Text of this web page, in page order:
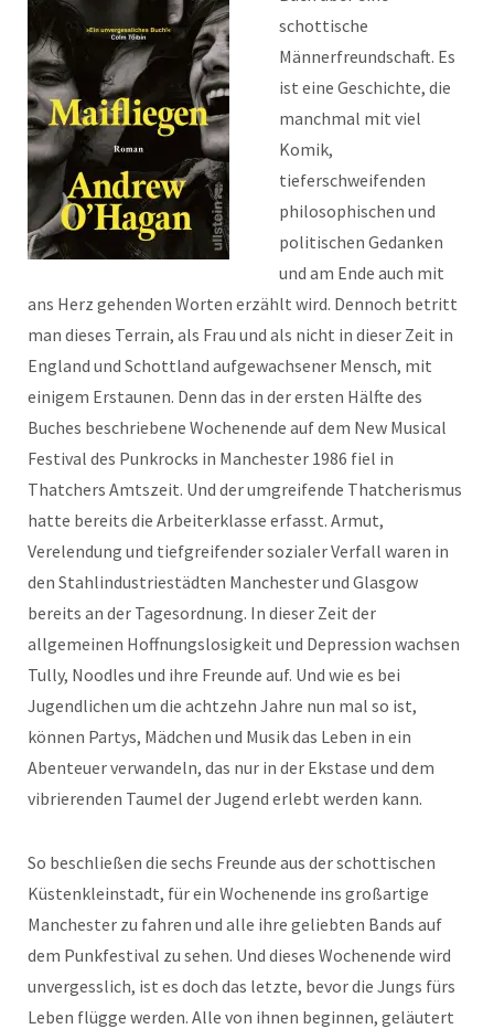
schottische
Männerfreundschaft. Es
ist eine Geschichte, die
manchmal mit viel
Komik,
tieferschweifenden
philosophischen und
politischen Gedanken
und am Ende auch mit
ans Herz gehenden Worten erzählt wird. Dennoch betritt
man dieses Terrain, als Frau und als nicht in dieser Zeit in
England und Schottland aufgewachsener Mensch, mit
einigem Erstaunen. Denn das in der ersten Hälfte des
Buches beschriebene Wochenende auf dem New Musical
Festival des Punkrocks in Manchester 1986 fiel in
Thatchers Amtszeit. Und der umgreifende Thatcherismus
hatte bereits die Arbeiterklasse erfasst. Armut,
Verelendung und tiefgreifender sozialer Verfall waren in
den Stahlindustriestädten Manchester und Glasgow
bereits an der Tagesordnung. In dieser Zeit der
allgemeinen Hoffnungslosigkeit und Depression wachsen
Tully, Noodles und ihre Freunde auf. Und wie es bei
Jugendlichen um die achtzehn Jahre nun mal so ist,
können Partys, Mädchen und Musik das Leben in ein
Abenteuer verwandeln, das nur in der Ekstase und dem
vibrierenden Taumel der Jugend erlebt werden kann.
So beschließen die sechs Freunde aus der schottischen
Küstenkleinstadt, für ein Wochenende ins großartige
Manchester zu fahren und alle ihre geliebten Bands auf
dem Punkfestival zu sehen. Und dieses Wochenende wird
unvergesslich, ist es doch das letzte, bevor die Jungs fürs
Leben flügge werden. Alle von ihnen beginnen, geläutert